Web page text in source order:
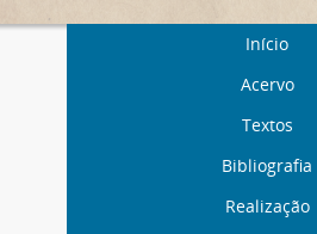
Início
Acervo
Textos
Bibliografia
Realização